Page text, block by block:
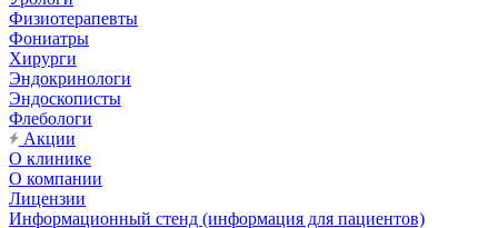
Физиотерапевты
Фониатры
Хирурги
Эндокринологи
Эндоскописты
Флебологи
Акции
О клинике
О компании
Лицензии
Информационный стенд (информация для пациентов)